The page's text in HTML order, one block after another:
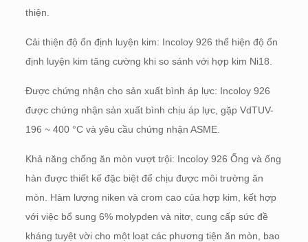
thiện.
Cải thiện độ ổn định luyện kim: Incoloy 926 thể hiện độ ổn
định luyện kim tăng cường khi so sánh với hợp kim Ni18.
Được chứng nhận cho sản xuất bình áp lực: Incoloy 926
được chứng nhận sản xuất bình chịu áp lực, gặp VdTUV-
196 ~ 400 °C và yêu cầu chứng nhận ASME.
Khả năng chống ăn mòn vượt trội: Incoloy 926 Ống và ống
hàn được thiết kế đặc biệt để chịu được môi trường ăn
mòn. Hàm lượng niken và crom cao của hợp kim, kết hợp
với việc bổ sung 6% molypden và nitơ, cung cấp sức đề
kháng tuyệt vời cho một loạt các phương tiện ăn mòn, bao